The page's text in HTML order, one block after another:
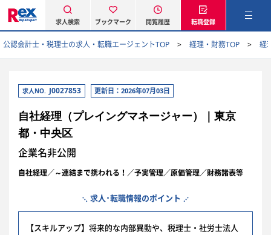
求人検索 ブックマーク 閲覧履歴 転職登録
公認会計士・税理士の求人・転職エージェントTOP 経理・財務TOP 経
求人NO. J0027853 更新日：2026年07月03日
自社経理（プレイングマネージャー）｜東京
都・中央区
企業名非公開
自社経理／～連結まで携われる！／予実管理／原価管理／財務諸表等
求人･転職情報のポイント
【スキルアップ】将来的な内部異動や、税理士・社労士法人